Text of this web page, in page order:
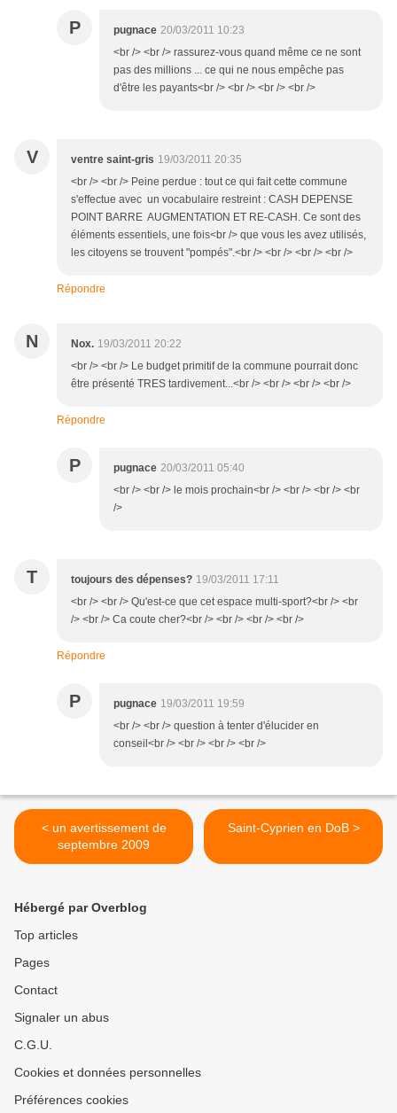
P pugnace 20/03/2011 10:23
<br /> <br /> rassurez-vous quand même ce ne sont
pas des millions ... ce qui ne nous empêche pas
d'être les payants<br /> <br /> <br /> <br />
V ventre saint-gris 19/03/2011 20:35
<br /> <br /> Peine perdue : tout ce qui fait cette commune
s'effectue avec un vocabulaire restreint : CASH DEPENSE
POINT BARRE AUGMENTATION ET RE-CASH. Ce sont des
éléments essentiels, une fois<br /> que vous les avez utilisés,
les citoyens se trouvent "pompés".<br /> <br /> <br /> <br />
Répondre
N Nox. 19/03/2011 20:22
<br /> <br /> Le budget primitif de la commune pourrait donc
être présenté TRES tardivement...<br /> <br /> <br /> <br />
Répondre
P pugnace 20/03/2011 05:40
<br /> <br /> le mois prochain<br /> <br /> <br /> <br
/>
T toujours des dépenses? 19/03/2011 17:11
<br /> <br /> Qu'est-ce que cet espace multi-sport?<br /> <br
/> <br /> Ca coute cher?<br /> <br /> <br /> <br />
Répondre
P pugnace 19/03/2011 19:59
<br /> <br /> question à tenter d'élucider en
conseil<br /> <br /> <br /> <br />
< un avertissement de
septembre 2009
Saint-Cyprien en DoB >
Hébergé par Overblog
Top articles
Pages
Contact
Signaler un abus
C.G.U.
Cookies et données personnelles
Préférences cookies